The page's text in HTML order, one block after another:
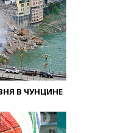
В ЧУНЦИНЕ